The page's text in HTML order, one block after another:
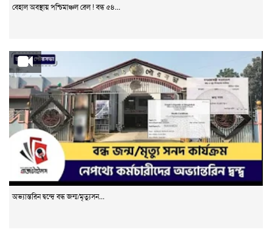
বেহাল অবস্থায় পশ্চিমাঞ্চল রেল ! বন্ধ ৫৪...
অভ্যান্তরিন দ্বন্দ্বে বন্ধ জন্ম/মৃত্যুসন...